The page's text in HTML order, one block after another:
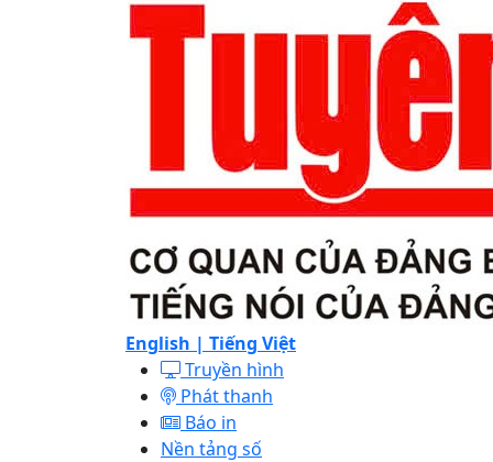
English | Tiếng Việt
Truyền hình
Phát thanh
Báo in
Nền tảng số